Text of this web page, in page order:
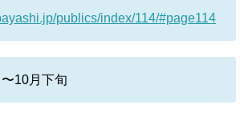
publics/index/114/#page114
10月下旬